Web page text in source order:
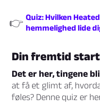
👉 Quiz: Hvilken
hemmelighed lide
Din fremtid
Det er her, tingene
at få et glimt af,
føles? Denne quiz er